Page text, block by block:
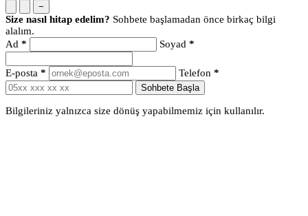
−
Size nasıl hitap edelim? Sohbete başlamadan önce birkaç bilgi
alalım.
Ad * Soyad *
E-posta * Telefon *
Sohbete Başla
Bilgileriniz yalnızca size dönüş yapabilmemiz için kullanılır.